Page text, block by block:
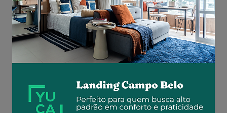
Aluguel R$ 4.380
Total R$ 5.180
Similar a sua busca